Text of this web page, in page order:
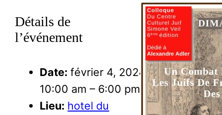
Détails de
l’événement
Date: février 4, 2024
10:00 am – 6:00 pm
Lieu: hotel du